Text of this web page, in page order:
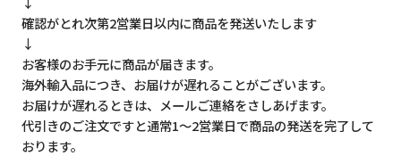
確認がとれ次第2営業日以内に商品を発送いたします
↓
お客様のお手元に商品が届きます。
海外輸入品につき、お届けが遅れることがございます。
お届けが遅れるときは、メールご連絡をさしあげます。
代引きのご注文ですと通常1～2営業日で商品の発送を完了して
おります。